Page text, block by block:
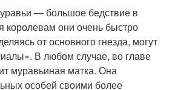
— большое бедствие в
королевам они очень быстро
от основного гнезда, могут
В любом случае, во главе
муравьиная матка. Она
особей своими более